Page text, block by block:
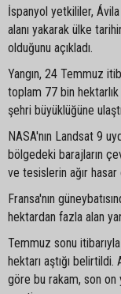
İspanyol yetkililer, Ávila
alanı yakarak ülke
olduğunu açıkladı.
Yangın, 24 Temmuz
toplam 77 bin hektarlık
şehri büyüklüğüne
NASA'nın Landsat 9
bölgedeki barajların
ve tesislerin ağır
Fransa'nın
hektardan fazla alan
Temmuz sonu
hektarı aştığı
göre bu rakam, son on